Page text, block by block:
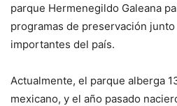
parque Hermenegildo Galeana
programas de preservación
importantes del país.
Actualmente, el parque alberga
mexicano, y el año pasado